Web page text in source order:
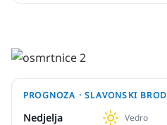
PROGNOZA ·SLAVONSKI BROD
Nedjelja Vedro